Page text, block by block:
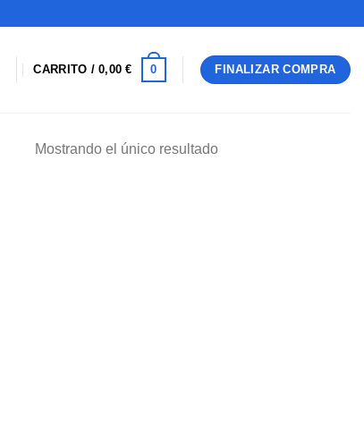
CARRITO /0,00€ 0 FINALIZAR COMPRA
Mostrando el único resultado